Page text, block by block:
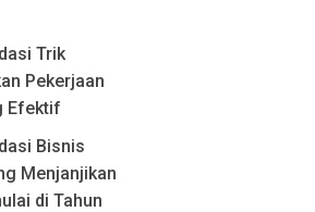
Trik
Pekerjaan
Efektif
Bisnis
Menjanjikan
di Tahun